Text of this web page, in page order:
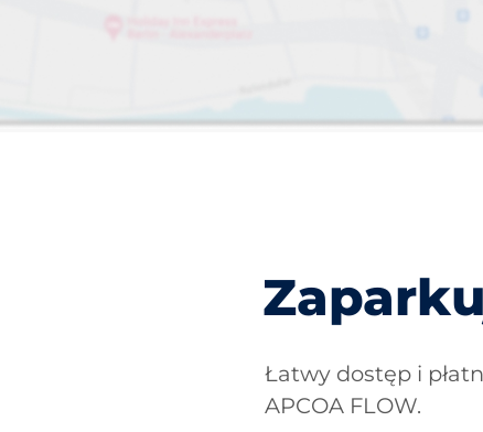
Łatwy dostęp i
APCOA FLOW.